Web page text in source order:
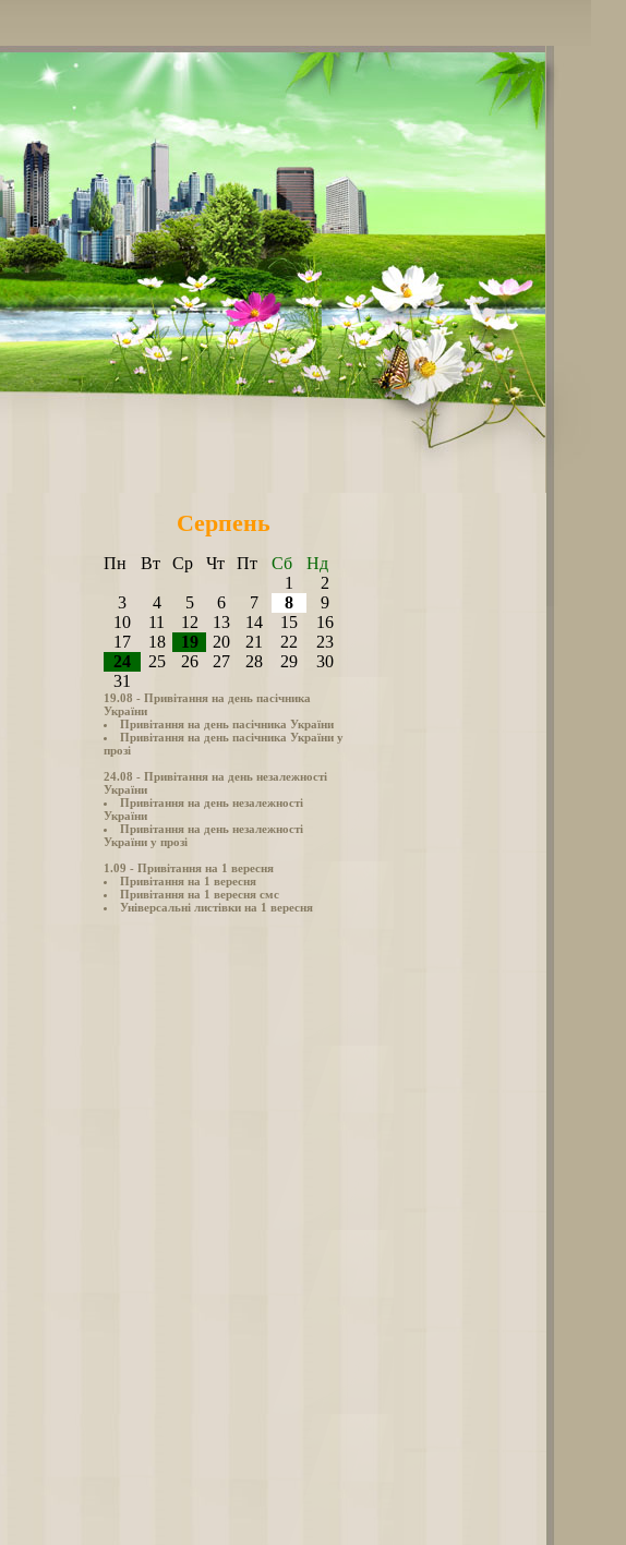
Серпень
Пн Вт Ср Чт Пт Сб
Нд
1
2
3
4 5 6 7 8
9
10
11 12 13 14 15
16
17
18 19 20 21 22
23
24
25 26 27 28 29
30
31
19.08 - Привітання на день пасічника
України
Привітання на день пасічника України
Привітання на день пасічника України у
прозі
24.08 - Привітання на день незалежності
України
Привітання на день незалежності
України
Привітання на день незалежності
України у прозі
1.09 - Привітання на 1 вересня
Привітання на 1 вересня
Привітання на 1 вересня смс
Універсальні листівки на 1 вересня